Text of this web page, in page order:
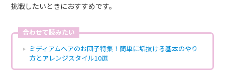
挑戦したいときにおすすめです。
合わせて読みたい
ミディアムヘアのお団子特集！簡単に垢抜ける基本のやり
方とアレンジスタイル10選